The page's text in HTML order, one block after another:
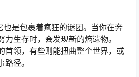
是包裹着疯狂的谜团。当你在奔
力生存时，会发现新的熵遗物。一
首领，有些则能扭曲整个世界，或
径。